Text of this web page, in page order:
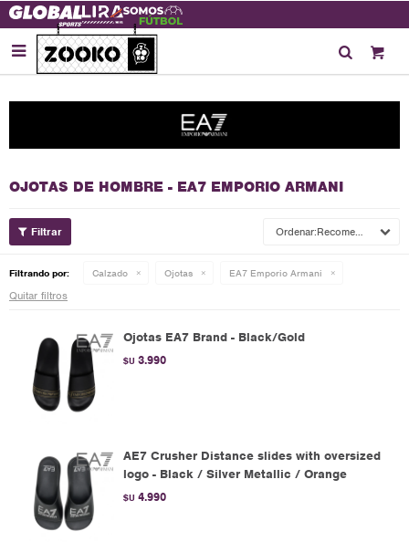

OJOTAS DE HOMBRE - EA7 EMPORIO ARMANI
Recomendados
Filtrando por: Calzado Ojotas EA7 Emporio Armani
Quitar filtros
Ojotas EA7 Brand - Black/Gold
$U 3.990
AE7 Crusher Distance slides with oversized
logo - Black / Silver Metallic / Orange
$U 4.990